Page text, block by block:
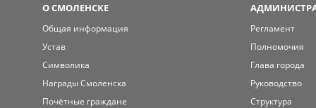
О СМОЛЕНСКЕ
Общая информация
Устав
Символика
Награды Смоленска
Почётные граждане
Регламент
Полномочия
Глава города
Руководство
Структура